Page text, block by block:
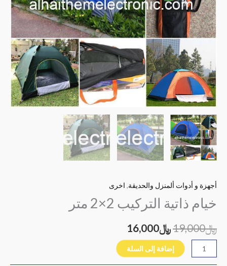
أجهزة و أدوات ألمنزل والحديقة, اخرى
خيام ذاتية التركيب 2×2 متر
﷼19,000﷼16,000
إضافة إلى السلة